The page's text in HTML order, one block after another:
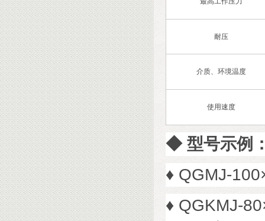
耐压
介质、环境温度
使用速度
◆ 型号示例
♦ QGMJ-
♦ QGKMJ-